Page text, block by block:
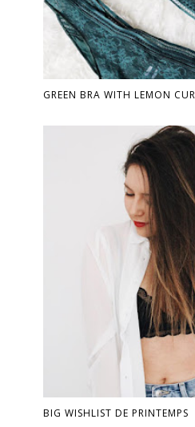
GREEN BRA WITH LEMON
BIG WISHLIST DE PRINTEMPS